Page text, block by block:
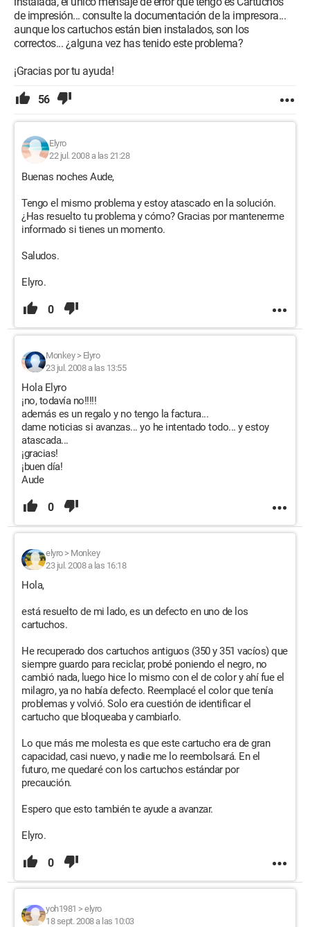
de impresión... consulte la documentación de la impresora...
aunque los cartuchos están bien instalados, son los
correctos... ¿alguna vez has tenido este problema?
¡Gracias por tu ayuda!
56
Elyro
22 jul. 2008 a las 21:28
Buenas noches Aude,
Tengo el mismo problema y estoy atascado en la solución.
¿Has resuelto tu problema y cómo? Gracias por mantenerme
informado si tienes un momento.
Saludos.
Elyro.
0
Monkey> Elyro
23 jul. 2008 a las 13:55
Hola Elyro
¡no, todavía no!!!!!
además es un regalo y no tengo la factura...
dame noticias si avanzas... yo he intentado todo... y estoy
atascada...
¡gracias!
¡buen día!
Aude
0
elyro> Monkey
23 jul. 2008 a las 16:18
Hola,
está resuelto de mi lado, es un defecto en uno de los
cartuchos.
He recuperado dos cartuchos antiguos (350 y 351 vacíos) que
siempre guardo para reciclar, probé poniendo el negro, no
cambió nada, luego hice lo mismo con el de color y ahí fue el
milagro, ya no había defecto. Reemplacé el color que tenía
problemas y volvió. Solo era cuestión de identificar el
cartucho que bloqueaba y cambiarlo.
Lo que más me molesta es que este cartucho era de gran
capacidad, casi nuevo, y nadie me lo reembolsará. En el
futuro, me quedaré con los cartuchos estándar por
precaución.
Espero que esto también te ayude a avanzar.
Elyro.
0
yoh1981 > elyro
18 sept. 2008 a las 10:03